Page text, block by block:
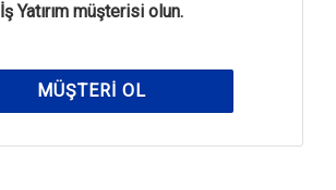
İş Yatırım müşterisi olun.
MÜŞTERI OL